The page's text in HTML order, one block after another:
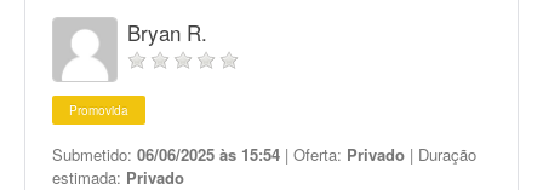
Bryan R.
Promovida
Submetido: 06/06/2025 às 15:54 | Oferta: Privado | Duração
estimada: Privado